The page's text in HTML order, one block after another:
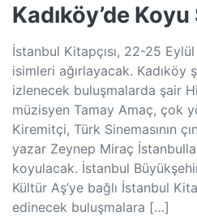
Kadıköy’de
İstanbul Kitapçısı, 22-25
isimleri ağırlayacak.
izlenecek buluşmalarda şair
müzisyen Tamay Amaç, çok
Kiremitçi, Türk Sinemasının
yazar Zeynep Miraç
koyulacak. İstanbul
Kültür Aş’ye bağlı İstanbul
edinecek buluşmalara […]